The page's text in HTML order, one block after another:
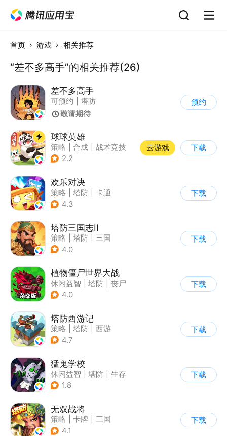
首页 游戏 相关推荐
“差不多高手”的相关推荐(26)
差不多高手
可预约
塔防
敬请期待
预约
球球英雄
策略 合成
战术竞技
| 创酷
2.2
云游戏 下载
欢乐对决
策略 塔防
卡通
| 卡牌
4.3
下载
塔防三国志II
策略 塔防
三国
| 卡通
4.0
下载
植物僵尸世界大战
休闲益智 塔防
丧尸
| 卡通
4.0
下载
塔防西游记
策略 塔防
西游
| 萌系
4.7
下载
猛鬼学校
休闲益智 塔防
生存
| 暗黑
1.8
下载
无双战将
策略 卡牌
三国
| 中国风
4.1
下载